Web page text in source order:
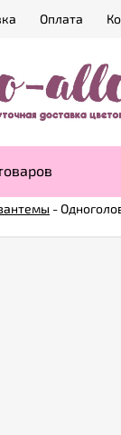
Оплата
-